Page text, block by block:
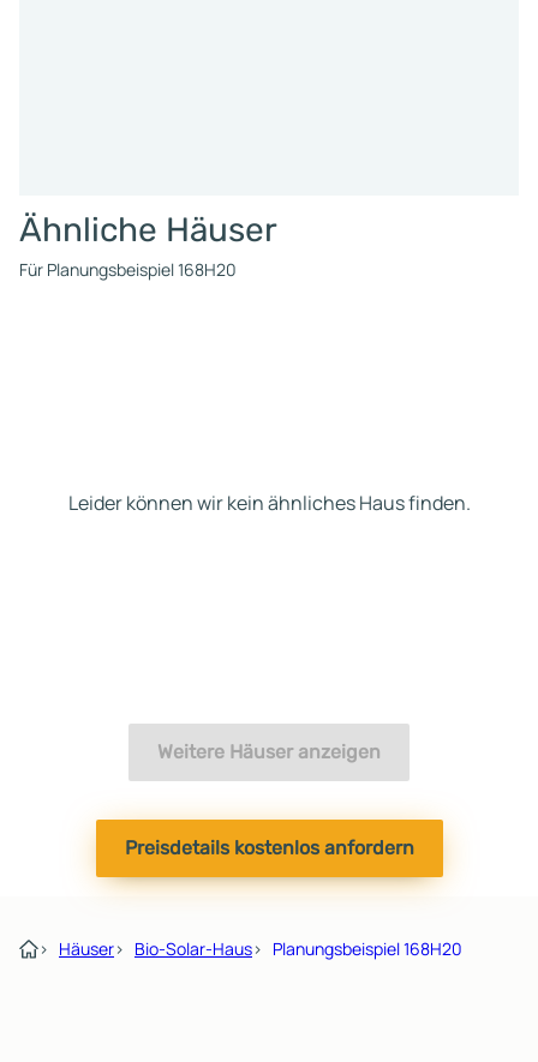
Ähnliche Häuser
Für Planungsbeispiel 168H20
Leider können wir kein ähnliches Haus finden.
Weitere Häuser anzeigen
Preisdetails kostenlos anfordern
› Häuser› Bio-Solar-Haus› Planungsbeispiel 168H20